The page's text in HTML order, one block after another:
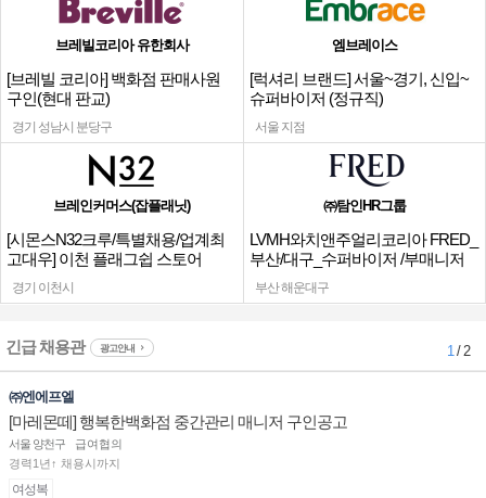
브레빌코리아 유한회사
[브레빌 코리아] 백화점 판매사원
구인(현대 판교)
경기 성남시 분당구
엠브레이스
[럭셔리 브랜드] 서울~경기, 신입~
슈퍼바이저 (정규직)
서울 지점
브레인커머스(잡플래닛)
[시몬스N32크루/특별채용/업계최
고대우] 이천 플래그쉽 스토어
경기 이천시
㈜탐인HR그룹
LVMH와치앤주얼리코리아 FRED_
부산/대구_수퍼바이저 /부매니저
채용
부산 해운대구
긴급 채용관 광고안내 1/ 2
㈜엔에프엘
[마레몬떼] 행복한백화점 중간관리 매니저 구인공고
서울 양천구
급여협의
경력1년↑ 채용시까지
여성복